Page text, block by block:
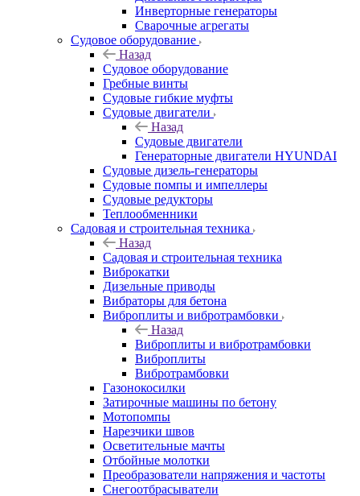
Инверторные генераторы
Сварочные агрегаты
Судовое оборудование
Назад
Судовое оборудование
Гребные винты
Судовые гибкие муфты
Судовые двигатели
Назад
Судовые двигатели
Генераторные двигатели HYUNDAI
Судовые дизель-генераторы
Судовые помпы и импеллеры
Судовые редукторы
Теплообменники
Садовая и строительная техника
Назад
Садовая и строительная техника
Виброкатки
Дизельные приводы
Вибраторы для бетона
Виброплиты и вибротрамбовки
Назад
Виброплиты и вибротрамбовки
Виброплиты
Вибротрамбовки
Газонокосилки
Затирочные машины по бетону
Мотопомпы
Нарезчики швов
Осветительные мачты
Отбойные молотки
Преобразователи напряжения и частоты
Снегоотбрасыватели